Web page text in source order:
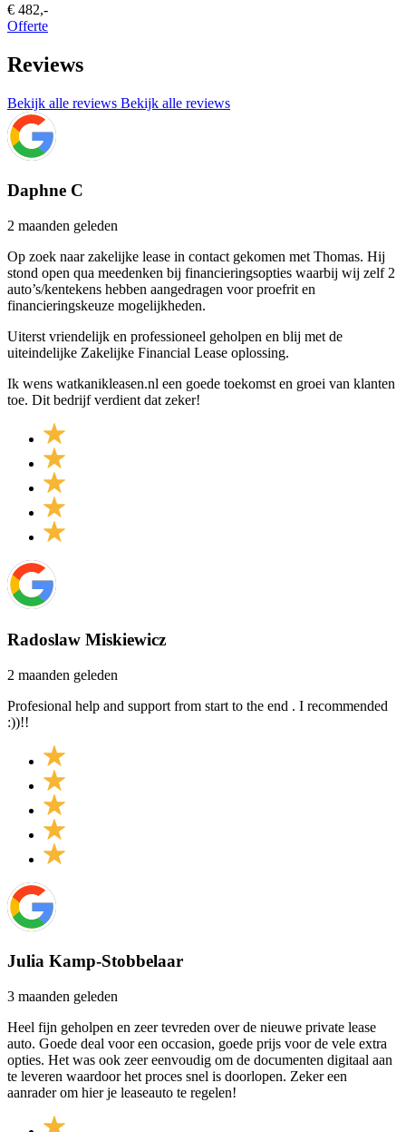
€ 482,-
Offerte
Reviews
Bekijk alle reviews Bekijk alle reviews
Daphne C
2 maanden geleden
Op zoek naar zakelijke lease in contact gekomen met Thomas. Hij
stond open qua meedenken bij financieringsopties waarbij wij zelf 2
auto’s/kentekens hebben aangedragen voor proefrit en
financieringskeuze mogelijkheden.
Uiterst vriendelijk en professioneel geholpen en blij met de
uiteindelijke Zakelijke Financial Lease oplossing.
Ik wens watkanikleasen.nl een goede toekomst en groei van klanten
toe. Dit bedrijf verdient dat zeker!
Radoslaw Miskiewicz
2 maanden geleden
Profesional help and support from start to the end . I recommended
:))!!
Julia Kamp-Stobbelaar
3 maanden geleden
Heel fijn geholpen en zeer tevreden over de nieuwe private lease
auto. Goede deal voor een occasion, goede prijs voor de vele extra
opties. Het was ook zeer eenvoudig om de documenten digitaal aan
te leveren waardoor het proces snel is doorlopen. Zeker een
aanrader om hier je leaseauto te regelen!